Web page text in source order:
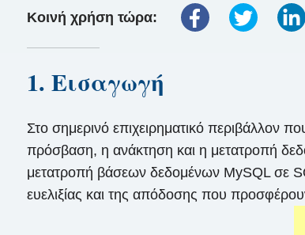
Κοινή χρήση τώρα:
1. Εισαγωγή
Στο σημερινό επιχειρηματικό περιβάλλον
πρόσβαση, η ανάκτηση και η μετατροπή
μετατροπή βάσεων δεδομένων MySQL σε
ευελιξίας και της απόδοσης που